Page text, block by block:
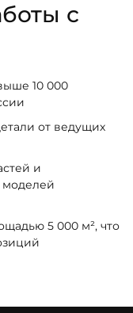
с
10 000
от ведущих
и
моделей
5 000 м², что